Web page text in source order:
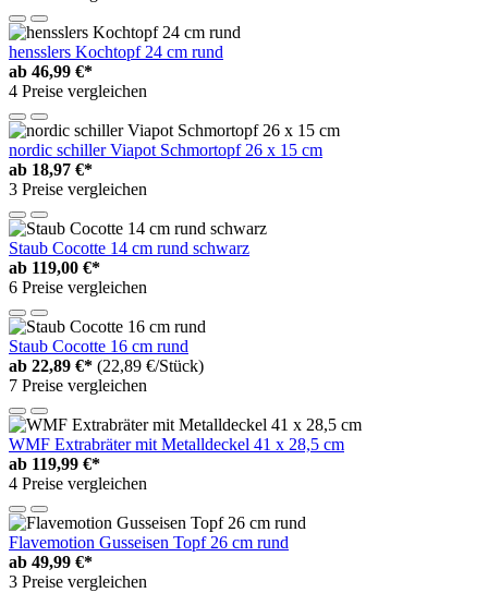
hensslers Kochtopf 24 cm rund
ab 46,99 €*
4 Preise vergleichen
nordic schiller Viapot Schmortopf 26 x 15 cm
ab 18,97 €*
3 Preise vergleichen
Staub Cocotte 14 cm rund schwarz
ab 119,00 €*
6 Preise vergleichen
Staub Cocotte 16 cm rund
ab 22,89 €* (22,89 €/Stück)
7 Preise vergleichen
WMF Extrabräter mit Metalldeckel 41 x 28,5 cm
ab 119,99 €*
4 Preise vergleichen
Flavemotion Gusseisen Topf 26 cm rund
ab 49,99 €*
3 Preise vergleichen